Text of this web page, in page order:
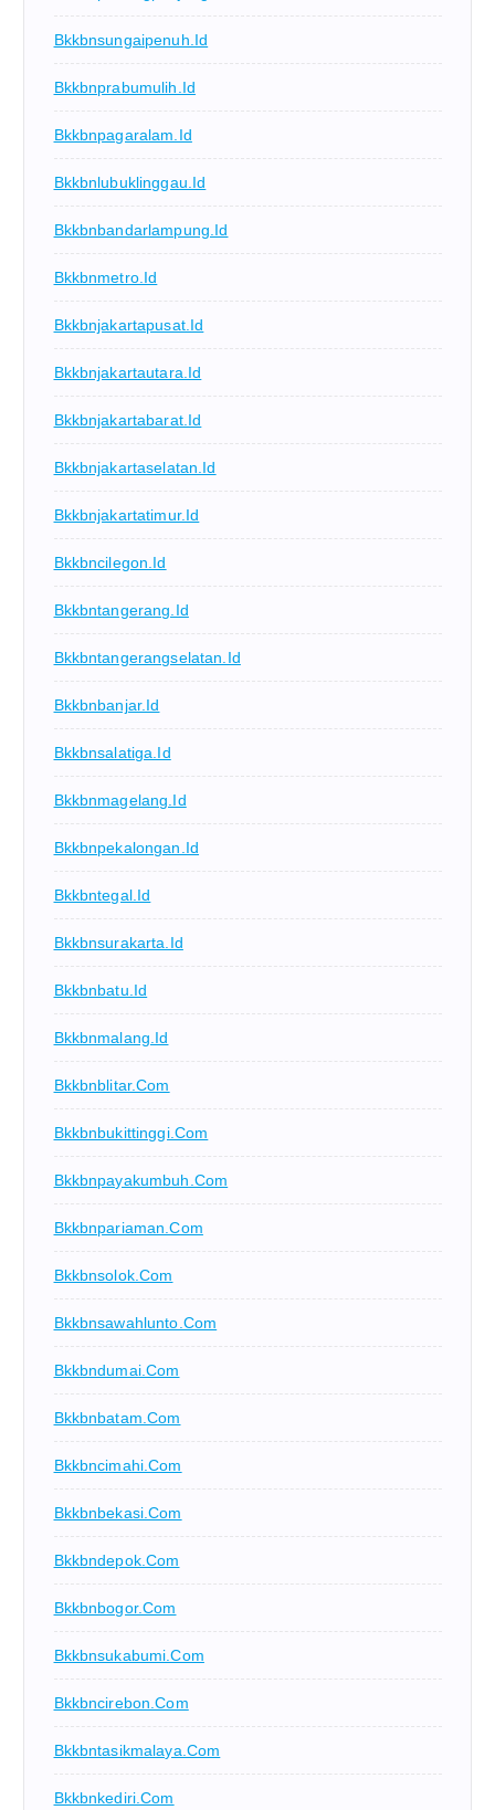
Bkkbnsungaipenuh.id
Bkkbnprabumulih.id
Bkkbnpagaralam.id
Bkkbnlubuklinggau.id
Bkkbnbandarlampung.id
Bkkbnmetro.id
Bkkbnjakartapusat.id
Bkkbnjakartautara.id
Bkkbnjakartabarat.id
Bkkbnjakartaselatan.id
Bkkbnjakartatimur.id
Bkkbncilegon.id
Bkkbntangerang.id
Bkkbntangerangselatan.id
Bkkbnbanjar.id
Bkkbnsalatiga.id
Bkkbnmagelang.id
Bkkbnpekalongan.id
Bkkbntegal.id
Bkkbnsurakarta.id
Bkkbnbatu.id
Bkkbnmalang.id
Bkkbnblitar.com
Bkkbnbukittinggi.com
Bkkbnpayakumbuh.com
Bkkbnpariaman.com
Bkkbnsolok.com
Bkkbnsawahlunto.com
Bkkbndumai.com
Bkkbnbatam.com
Bkkbncimahi.com
Bkkbnbekasi.com
Bkkbndepok.com
Bkkbnbogor.com
Bkkbnsukabumi.com
Bkkbncirebon.com
Bkkbntasikmalaya.com
Bkkbnkediri.com